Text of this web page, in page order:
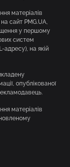
матеріалів
сайт PMG.UA,
у першому
систем
адресу), на якій
опублікованої
матеріалів